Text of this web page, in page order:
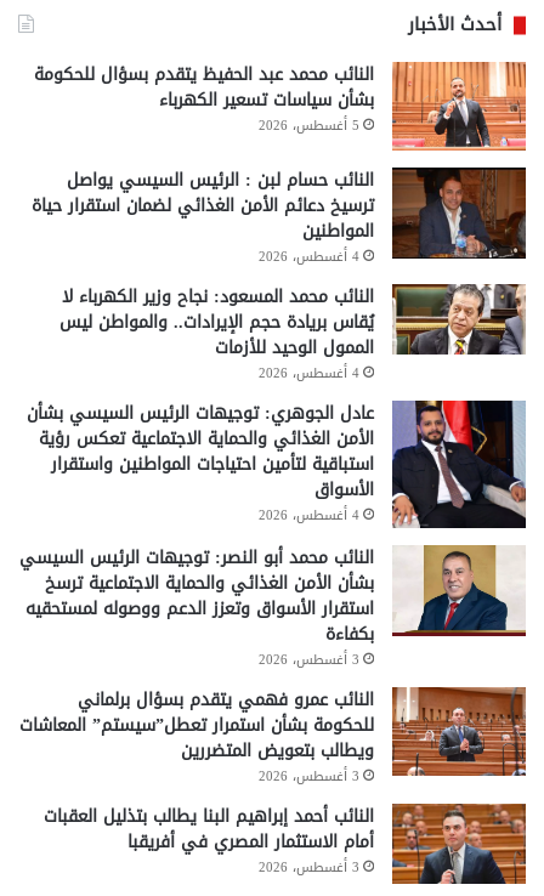
أحدث الأخبار
النائب محمد عبد الحفيظ يتقدم بسؤال للحكومة
بشأن سياسات تسعير الكهرباء
5 أغسطس، 2026
النائب حسام لبن : الرئيس السيسي يواصل
ترسيخ دعائم الأمن الغذائي لضمان استقرار حياة
المواطنين
4 أغسطس، 2026
النائب محمد المسعود: نجاح وزير الكهرباء لا
يُقاس بريادة حجم الإيرادات.. والمواطن ليس
الممول الوحيد للأزمات
4 أغسطس، 2026
عادل الجوهري: توجيهات الرئيس السيسي بشأن
الأمن الغذائي والحماية الاجتماعية تعكس رؤية
استباقية لتأمين احتياجات المواطنين واستقرار
الأسواق
4 أغسطس، 2026
النائب محمد أبو النصر: توجيهات الرئيس السيسي
بشأن الأمن الغذائي والحماية الاجتماعية ترسخ
استقرار الأسواق وتعزز الدعم ووصوله لمستحقيه
بكفاءة
3 أغسطس، 2026
النائب عمرو فهمي يتقدم بسؤال برلماني
للحكومة بشأن استمرار تعطل”سيستم” المعاشات
ويطالب بتعويض المتضررين
3 أغسطس، 2026
النائب أحمد إبراهيم البنا يطالب بتذليل العقبات
أمام الاستثمار المصري في أفريقبا
3 أغسطس، 2026